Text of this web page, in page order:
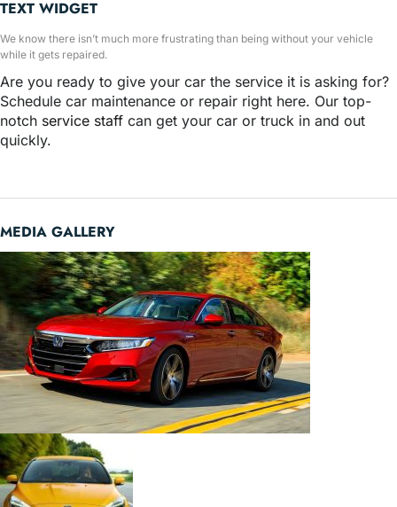
TEXT WIDGET
We know there isn’t much more frustrating than being without your vehicle
while it gets repaired.
Are you ready to give your car the service it is asking for?
Schedule car maintenance or repair right here. Our top-
notch service staff can get your car or truck in and out
quickly.
MEDIA GALLERY